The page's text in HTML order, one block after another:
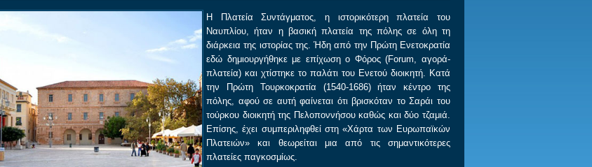
Η Πλατεία Συντάγματος, η ιστορικότερη πλατεία του
Ναυπλίου, ήταν η βασική πλατεία της πόλης σε όλη τη
διάρκεια της ιστορίας της. Ήδη από την Πρώτη Ενετοκρατία
εδώ δημιουργήθηκε με επίχωση ο Φόρος (Forum, αγορά-
πλατεία) και χτίστηκε το παλάτι του Ενετού διοικητή. Κατά
την Πρώτη Τουρκοκρατία (1540-1686) ήταν κέντρο της
πόλης, αφού σε αυτή φαίνεται ότι βρισκόταν το Σαράι του
τούρκου διοικητή της Πελοποννήσου καθώς και δύο τζαμιά.
Επίσης, έχει συμπεριληφθεί στη «Χάρτα των Ευρωπαϊκών
Πλατειών» και θεωρείται μια από τις σημαντικότερες
πλατείες παγκοσμίως.